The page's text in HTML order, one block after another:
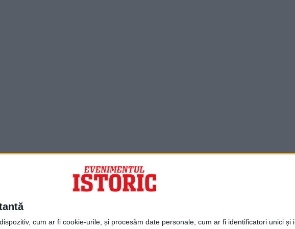
cum ar fi cookie-urile, și procesăm date personale, cum ar fi identificatori unici
Evenimentul Zilei
Doctorul Zilei
Infofinanciar